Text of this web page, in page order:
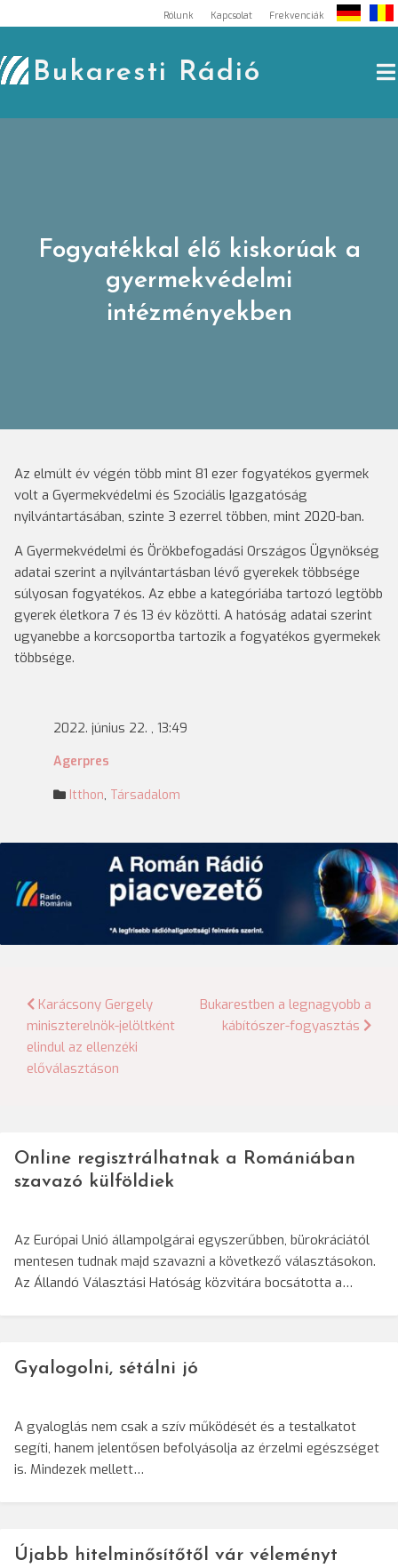
to
content
Rólunk Kapcsolat Frekvenciák
Bukaresti Rádió
Fogyatékkal élő kiskorúak a
gyermekvédelmi
intézményekben
Az elmúlt év végén több mint 81 ezer fogyatékos gyermek
volt a Gyermekvédelmi és Szociális Igazgatóság
nyilvántartásában, szinte 3 ezerrel többen, mint 2020-ban.
A Gyermekvédelmi és Örökbefogadási Országos Ügynökség
adatai szerint a nyilvántartásban lévő gyerekek többsége
súlyosan fogyatékos. Az ebbe a kategóriába tartozó legtöbb
gyerek életkora 7 és 13 év közötti. A hatóság adatai szerint
ugyanebbe a korcsoportba tartozik a fogyatékos gyermekek
többsége.
2022. június 22. , 13:49
Agerpres
Itthon, Társadalom
Bejegyzés
navigáció
Karácsony Gergely
miniszterelnök-jelöltként
elindul az ellenzéki
előválasztáson
Bukarestben a legnagyobb a
kábítószer-fogyasztás
Online regisztrálhatnak a Romániában
szavazó külföldiek
Az Európai Unió állampolgárai egyszerűbben, bürokráciától
mentesen tudnak majd szavazni a következő választásokon.
Az Állandó Választási Hatóság közvitára bocsátotta a…
Gyalogolni, sétálni jó
A gyaloglás nem csak a szív működését és a testalkatot
segíti, hanem jelentősen befolyásolja az érzelmi egészséget
is. Mindezek mellett…
Újabb hitelminősítőtől vár véleményt